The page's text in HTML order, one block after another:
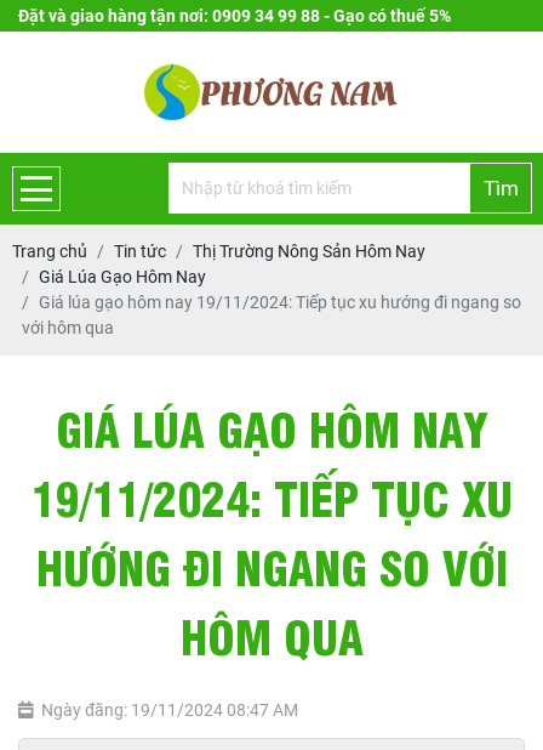
Đặt và giao hàng tận nơi: 0909 34 99 88 - Gạo có thuế 5%
Tìm
Trang chủ Tin tức
Thị Trường Nông Sản Hôm Nay
Giá Lúa Gạo Hôm Nay
Giá lúa gạo hôm nay 19/11/2024: Tiếp tục xu hướng đi ngang so
với hôm qua
GIÁ LÚA GẠO HÔM NAY
19/11/2024: TIẾP TỤC XU
HƯỚNG ĐI NGANG SO VỚI
HÔM QUA
Ngày đăng: 19/11/2024 08:47 AM